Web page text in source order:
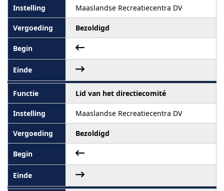
Maaslandse Recreatiecentra DV
Bezoldigd
Lid van het directiecomité
Maaslandse Recreatiecentra DV
Bezoldigd